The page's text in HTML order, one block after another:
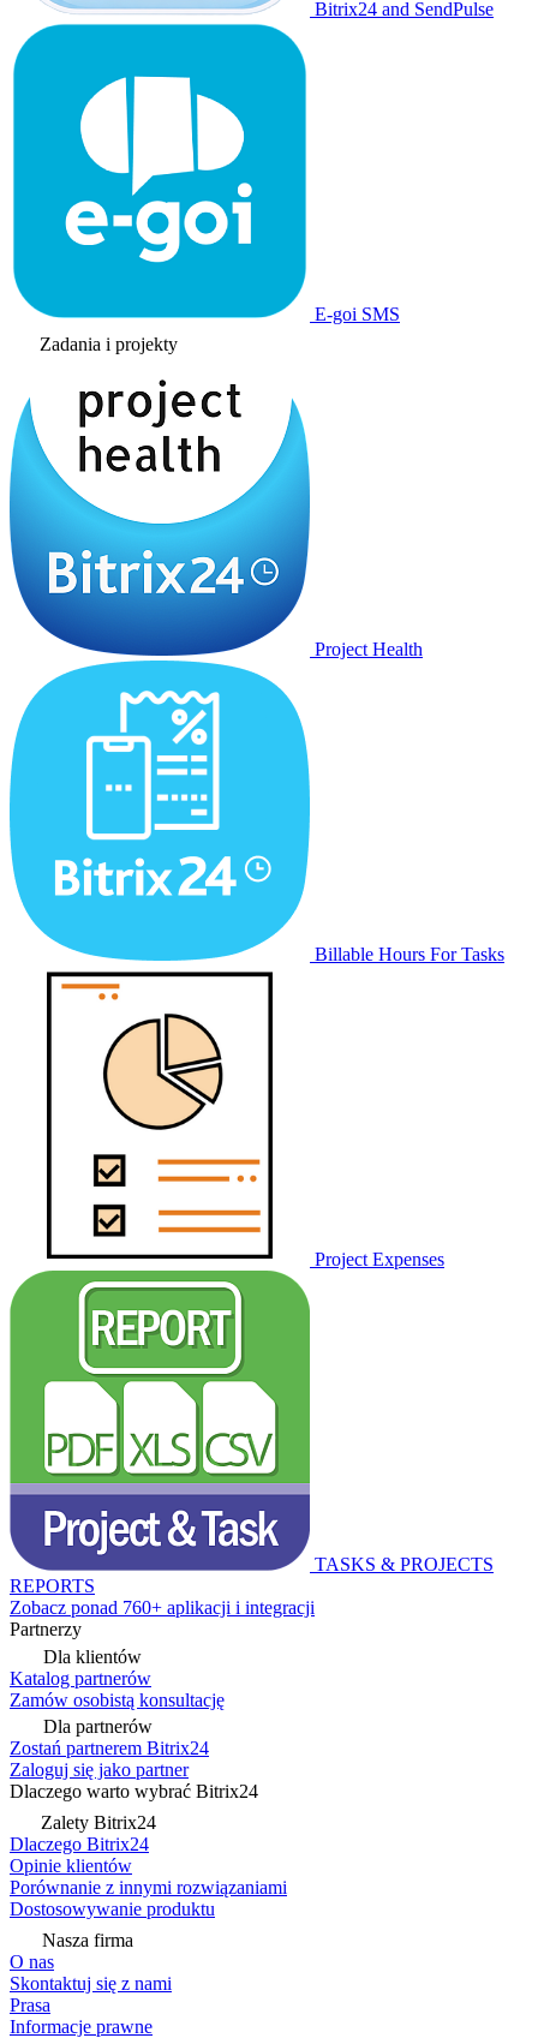
Bitrix24 and SendPulse
E-goi SMS
Zadania i projekty
Project Health
Billable Hours For Tasks
Project Expenses
TASKS & PROJECTS
REPORTS
Zobacz ponad 760+ aplikacji i integracji
Partnerzy
Dla klientów
Katalog partnerów
Zamów osobistą konsultację
Dla partnerów
Zostań partnerem Bitrix24
Zaloguj się jako partner
Dlaczego warto wybrać Bitrix24
Zalety Bitrix24
Dlaczego Bitrix24
Opinie klientów
Porównanie z innymi rozwiązaniami
Dostosowywanie produktu
Nasza firma
O nas
Skontaktuj się z nami
Prasa
Informacje prawne